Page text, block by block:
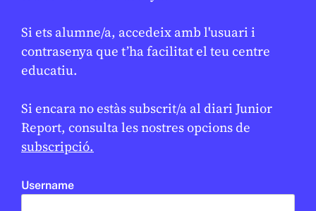
Si ets alumne/a, accedeix amb l'usuari i
contrasenya que t’ha facilitat el teu centre
educatiu.
Si encara no estàs subscrit/a al diari Junior
Report, consulta les nostres opcions de
subscripció.
Username
Nou Xinès 2026
ESTHER ESCOLÁN 17 DE FEBRER DE 2026 · 6:00